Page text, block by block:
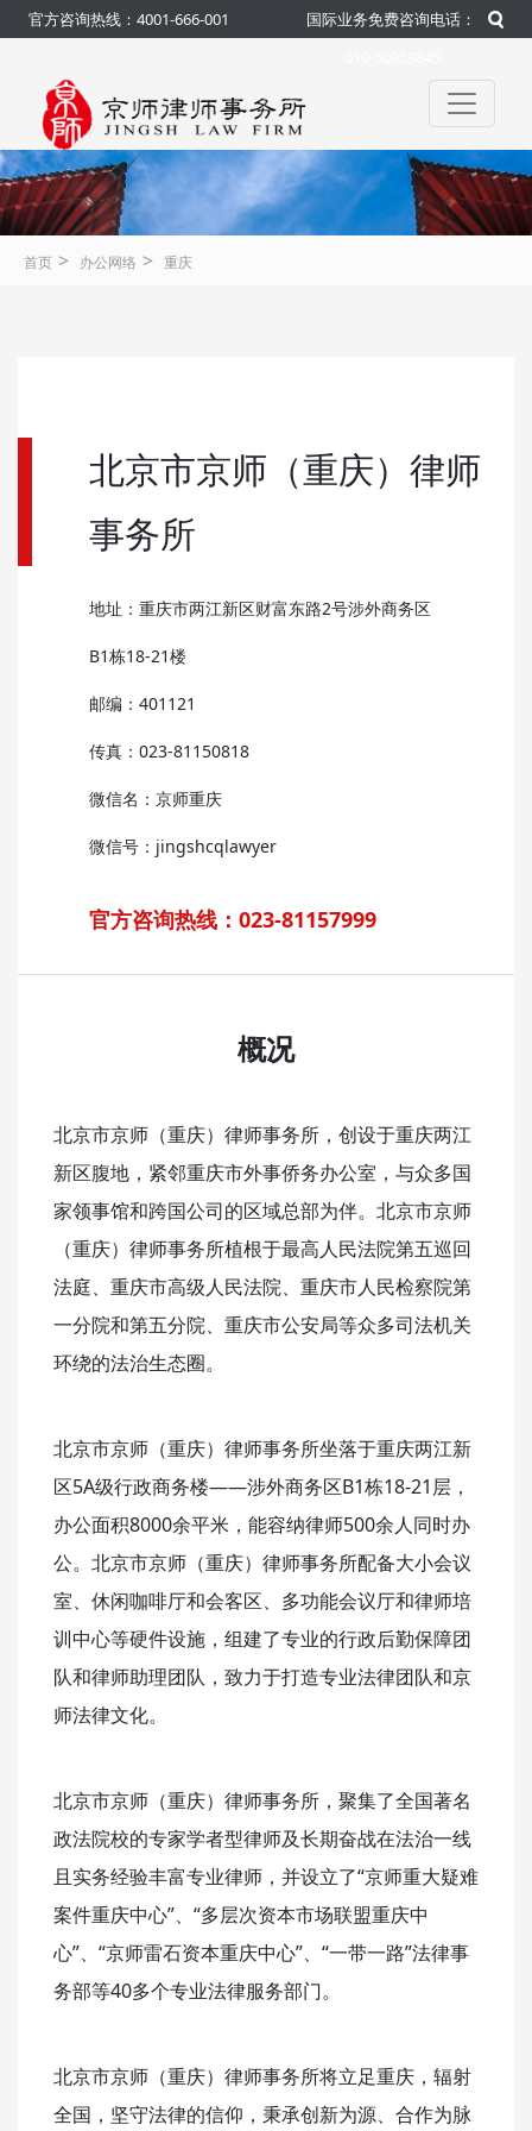
官方咨询热线：4001-666-001
国际业务免费咨询电话：
首页 > 办公网络 > 重庆
北京市京师（重庆）律师
事务所
地址：重庆市两江新区财富东路2号涉外商务区
B1栋18-21楼
邮编：401121
传真：023-81150818
微信名：京师重庆
微信号：jingshcqlawyer
官方咨询热线：023-81157999
概况
北京市京师（重庆）律师事务所，创设于重庆两江
新区腹地，紧邻重庆市外事侨务办公室，与众多国
家领事馆和跨国公司的区域总部为伴。北京市京师
（重庆）律师事务所植根于最高人民法院第五巡回
法庭、重庆市高级人民法院、重庆市人民检察院第
一分院和第五分院、重庆市公安局等众多司法机关
环绕的法治生态圈。
北京市京师（重庆）律师事务所坐落于重庆两江新
区5A级行政商务楼——涉外商务区B1栋18-21层，
办公面积8000余平米，能容纳律师500余人同时办
公。北京市京师（重庆）律师事务所配备大小会议
室、休闲咖啡厅和会客区、多功能会议厅和律师培
训中心等硬件设施，组建了专业的行政后勤保障团
队和律师助理团队，致力于打造专业法律团队和京
师法律文化。
北京市京师（重庆）律师事务所，聚集了全国著名
政法院校的专家学者型律师及长期奋战在法治一线
且实务经验丰富专业律师，并设立了“京师重大疑难
案件重庆中心”、“多层次资本市场联盟重庆中
心”、“京师雷石资本重庆中心”、“一带一路”法律事
务部等40多个专业法律服务部门。
北京市京师（重庆）律师事务所将立足重庆，辐射
全国，坚守法律的信仰，秉承创新为源、合作为脉